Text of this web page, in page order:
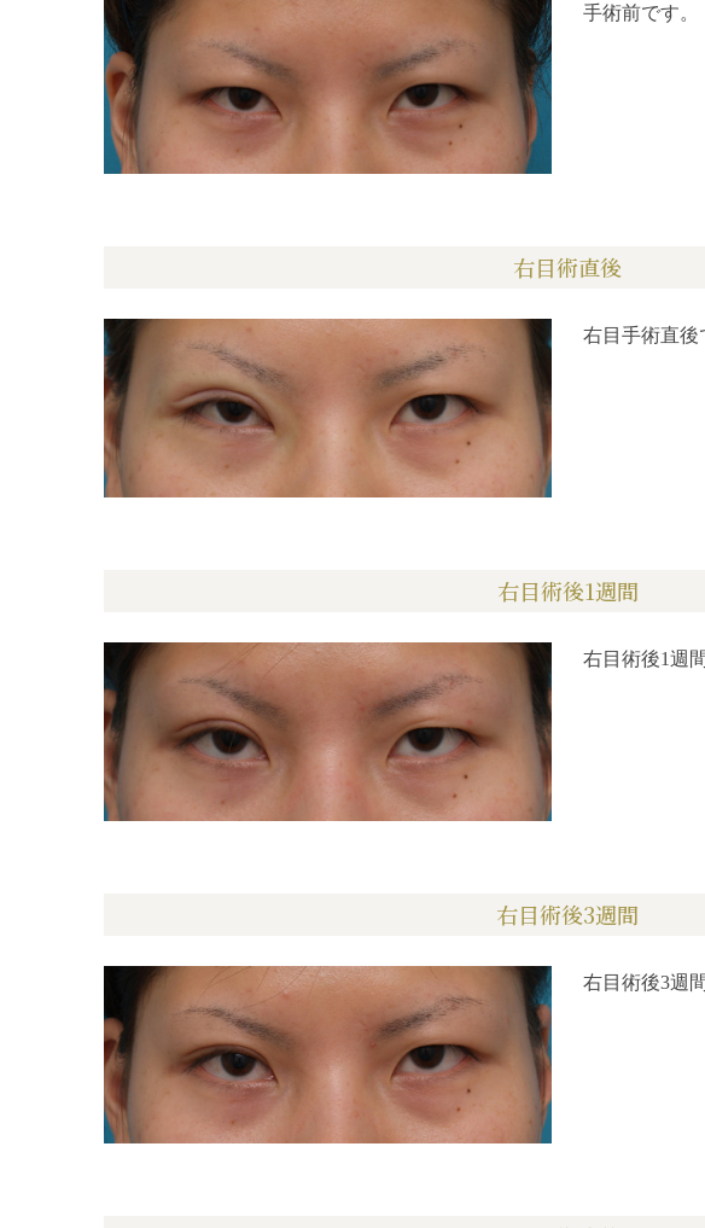
手術前です。
右目術直後
右目手術直後
右目術後1週間
右目術後1週
右目術後3週間
右目術後3週